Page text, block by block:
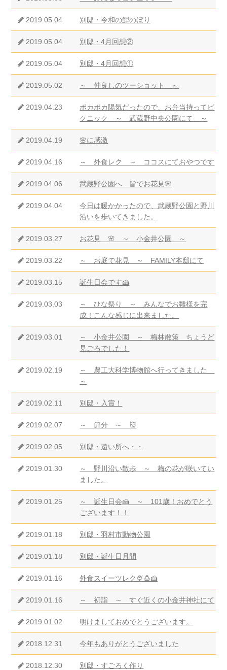
2019.05.04 別邸・令和の鯉のぼり
2019.05.04 別邸・4月回想②
2019.05.04 別邸・4月回想①
2019.05.02 ～ 仲良しのツーショット ～
2019.04.23
ポカポカ陽気だったので、お弁当持ってピ
クニック ～ 武蔵野中央公園にて ～
2019.04.19 🌸に感激
2019.04.16 ～ 外食レク ～ ココスにておやつです
2019.04.06 武蔵野公園へ 皆でお花見🌸
2019.04.04
今日は暖かかったので、武蔵野公園と野川
沿いを歩いてきました。
2019.03.27 お花見 🌸 ～ 小金井公園 ～
2019.03.22 ～ お庭で花見 ～ FAMILY本邸にて
2019.03.15 誕生日会です🍰
2019.03.03
～ ひな祭り ～ みんなでお雛様を完
成！こんな感じに出来ました。
2019.03.01
～ 小金井公園 ～ 梅林散策 ちょうど
見ごろでした！
2019.02.19
～ 農工大科学博物館へ行ってきました
～
2019.02.11 別邸・入賞！
2019.02.07 ～ 節分 ～ 👹
2019.02.05 別邸・遠い所へ・・
2019.01.30
～ 野川沿い散歩 ～ 梅の花が咲いてい
ました。
2019.01.25
～ 誕生日会🍰 ～ 101歳！おめでとう
ございます！！
2019.01.18 別邸・羽村市動物公園
2019.01.18 別邸・誕生日月間
2019.01.16 外食スイーツレク🍨🍮🍰
2019.01.16 ～ 初詣 ～ すぐ近くの小金井神社にて
2019.01.02 明けましておめでとうございます。
2018.12.31 今年もありがとうございました
2018.12.30 別邸・すごろく作り